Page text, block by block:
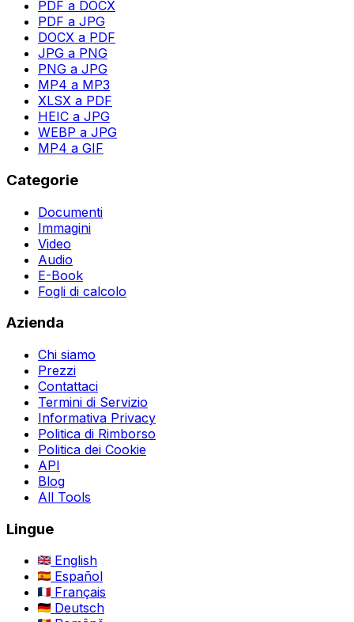
PDF a DOCX
PDF a JPG
DOCX a PDF
JPG a PNG
PNG a JPG
MP4 a MP3
XLSX a PDF
HEIC a JPG
WEBP a JPG
MP4 a GIF
Categorie
Documenti
Immagini
Video
Audio
E-Book
Fogli di calcolo
Azienda
Chi siamo
Prezzi
Contattaci
Termini di Servizio
Informativa Privacy
Politica di Rimborso
Politica dei Cookie
API
Blog
All Tools
Lingue
English
Español
Français
Deutsch